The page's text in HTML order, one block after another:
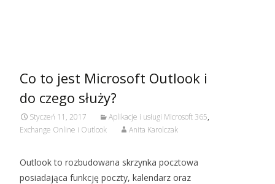
Co to jest Microsoft Outlook i
do czego służy?
Styczeń 11, 2017 Aplikacje i usługi Microsoft 365,
Exchange Online i Outlook
Anita Karolczak
Outlook to rozbudowana skrzynka pocztowa
posiadająca funkcję poczty, kalendarz oraz